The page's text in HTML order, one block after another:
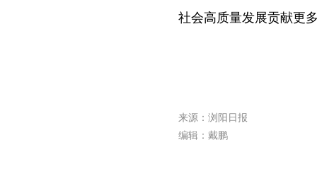
社会高质量发展贡献更
来源：浏阳日报
编辑：戴鹏